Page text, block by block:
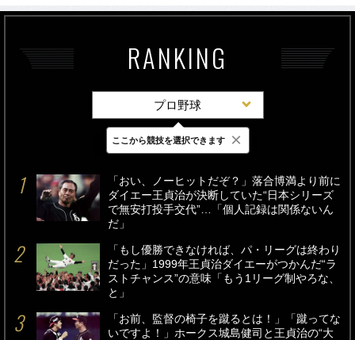
RANKING
プロ野球
最新 24時間 週間
「おい、ノーヒットだぞ？」落合博満より前に
ダイエー王貞治が決断していた“日本シリーズ
で無安打投手交代”…「個人記録は関係ないん
だ」
「もし優勝できなければ、パ・リーグは終わり
だった」1999年王貞治ダイエーがつかんだ“ラ
ストチャンス”の意味「もう1リーグ制やろな、
と」
「お前、監督の椅子を蹴るとは！」「蹴ってな
いですよ！」ホークス城島健司と王貞治の“大
ここから競技を選択できます ×